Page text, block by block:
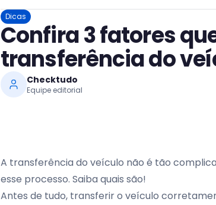
Dicas
Confira 3 fatores
transferência do
Checktudo
Equipe editorial
A transferência do veículo não é tão
esse processo. Saiba quais são!
Antes de tudo, transferir o veículo